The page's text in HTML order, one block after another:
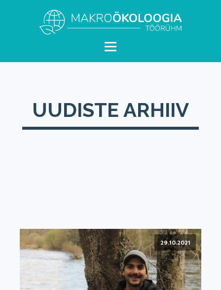
UUDISTE ARHIIV
29.10.2021